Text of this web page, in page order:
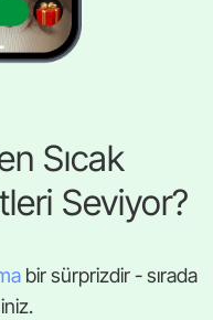
Sıcak
Seviyor?
bir sürprizdir - sırada